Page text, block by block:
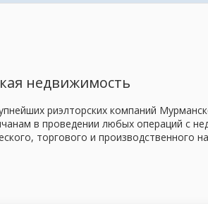
недвижимость
риэлторских компаний
в проведении любых операций с
торгового и производственного